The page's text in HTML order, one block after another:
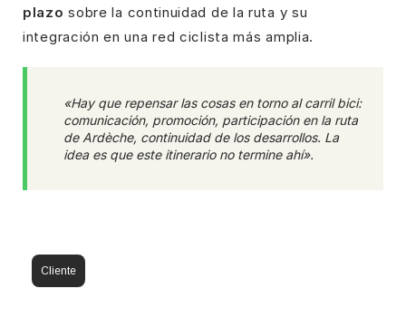
plazo sobre la continuidad de la ruta y su
integración en una red ciclista más amplia.
«Hay que repensar las cosas en torno al carril bici:
comunicación, promoción, participación en la ruta
de Ardèche, continuidad de los desarrollos. La
idea es que este itinerario no termine ahí».
Cliente